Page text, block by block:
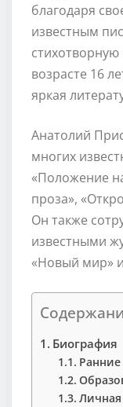
благодаря
известным
возрасте 16
яркая
Анатолий
многих
«Положение
проза»,
Он также
известными
«Новый мир» и
Биография